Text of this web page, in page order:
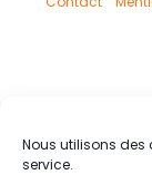
Nous utilisons des
service.